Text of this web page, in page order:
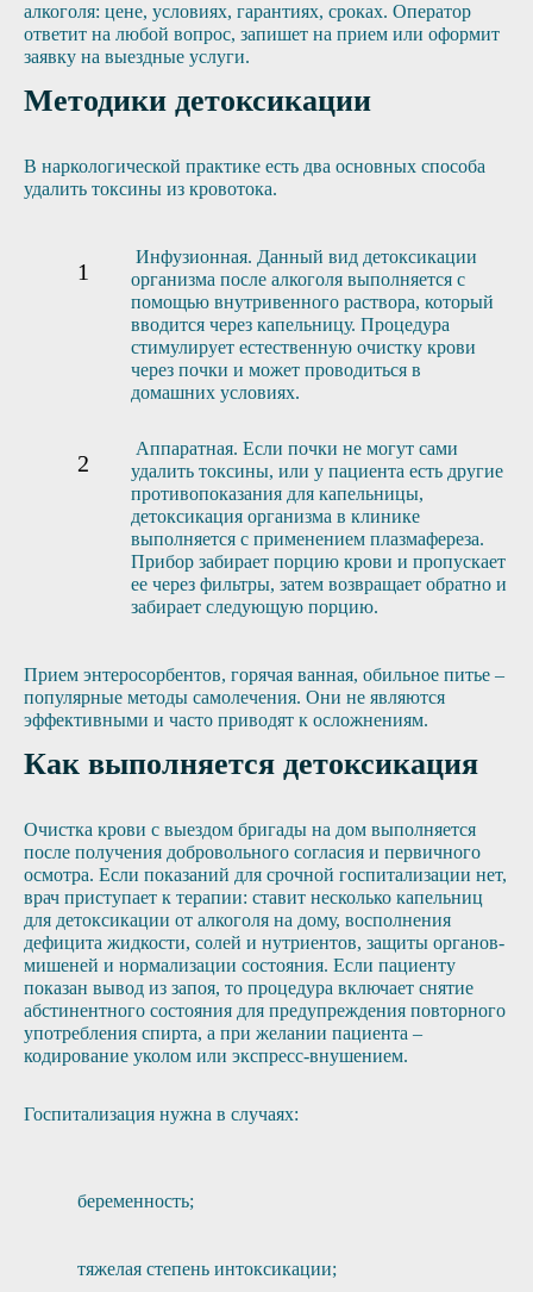
алкоголя: цене, условиях, гарантиях, сроках. Оператор
ответит на любой вопрос, запишет на прием или оформит
заявку на выездные услуги.
Методики детоксикации
В наркологической практике есть два основных способа
удалить токсины из кровотока.
Инфузионная. Данный вид детоксикации
организма после алкоголя выполняется с
помощью внутривенного раствора, который
вводится через капельницу. Процедура
стимулирует естественную очистку крови
через почки и может проводиться в
домашних условиях.
Аппаратная. Если почки не могут сами
удалить токсины, или у пациента есть другие
противопоказания для капельницы,
детоксикация организма в клинике
выполняется с применением плазмафереза.
Прибор забирает порцию крови и пропускает
ее через фильтры, затем возвращает обратно и
забирает следующую порцию.
Прием энтеросорбентов, горячая ванная, обильное питье –
популярные методы самолечения. Они не являются
эффективными и часто приводят к осложнениям.
Как выполняется детоксикация
Очистка крови с выездом бригады на дом выполняется
после получения добровольного согласия и первичного
осмотра. Если показаний для срочной госпитализации нет,
врач приступает к терапии: ставит несколько капельниц
для детоксикации от алкоголя на дому, восполнения
дефицита жидкости, солей и нутриентов, защиты органов-
мишеней и нормализации состояния. Если пациенту
показан вывод из запоя, то процедура включает снятие
абстинентного состояния для предупреждения повторного
употребления спирта, а при желании пациента –
кодирование уколом или экспресс-внушением.
Госпитализация нужна в случаях:
беременность;
тяжелая степень интоксикации;